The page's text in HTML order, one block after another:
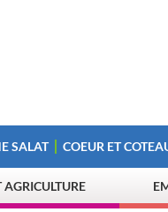
SALAT COEUR ET